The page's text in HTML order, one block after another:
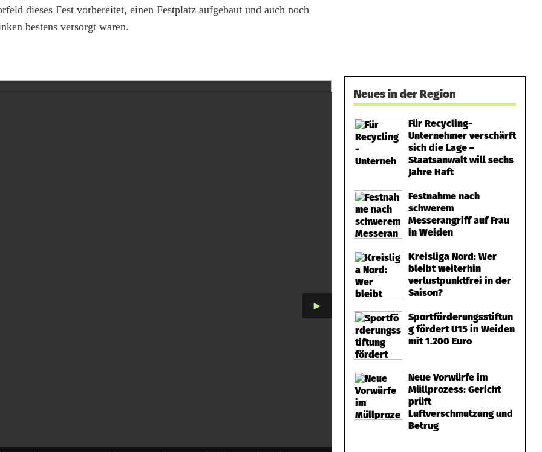
dieses Fest vorbereitet, einen Festplatz aufgebaut und auch noch
bestens versorgt waren.
►
Neues in der Region
Für Recycling-
Unternehmer verschärft
sich die Lage –
Staatsanwalt will sechs
Jahre Haft
Festnahme nach
schwerem
Messerangriff auf Frau
in Weiden
Kreisliga Nord: Wer
bleibt weiterhin
verlustpunktfrei in der
Saison?
Sportförderungsstiftun
g fördert U15 in Weiden
mit 1.200 Euro
Neue Vorwürfe im
Müllprozess: Gericht
prüft
Luftverschmutzung und
Betrug